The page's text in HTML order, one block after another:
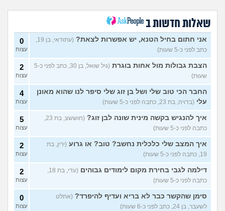
להפטר מרגשות אשם?
(מבולבלת בת 17, בת 17)
עצות
חרדי שרוצה להיות חילוני איך
לומר להורים?
(אהרן, בן 16)
7
עצות
מתמטיקה בגרות ומגן
בת 17)
מתלבטת לגבי שנה הבאה
(Girl, בת 17)
5
עצות
סדרת ילדות שאני לא מצליח
למצוא (יונתן, בן 18)
4
עצות
יש בנינו מתח אבל אני לא
(לחוצה, בת 16)
6
הברזתי לעצמי או שהצלתי את
הכבוד שלי?
4
עוד שאלות חדשות במדור
שאלות חדשות ב
אני חתום בחיל הטנא, יש אפשרות לצאת?
(עתודאי, בן 19,
כתב לפני כ-5 שעות)
0
עצות
הצבת גבולות מול אחות בוגרת
(גיל שואל, בן 30, כתב לפני כ-5
שעות)
2
עצות
החבר הכי טוב שלי ושל בן זוג שלי סיפר לנו שהוא מאונן
עלי (בדויה, בת 23, כתבה לפני כ-5 שעות)
4
עצות
איך להנגיש בקשה מינית שונה לבן זוג?
(חוששצ, בת 23,
כתבה לפני כ-5 שעות)
5
עצות
איך המצב שלי כלכלית נחשב? טוב? או גרוע (ירין, בת
19, כתבה לפני כ-5 שעות)
2
עצות
דילמה לגבי בחירת מקום לימודים גבוהים
(עדי, בת 18,
כתבה לפני כ-5 שעות)
2
עצות
סימן שהקשר כבר לא בריא ועדיף להיפרד? (אתלט
לשעבר, בן 24, כתב לפני כ-6 שעות)
0
עצות